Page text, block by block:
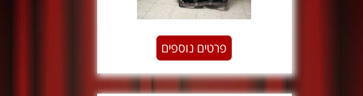
פרטים נוספים